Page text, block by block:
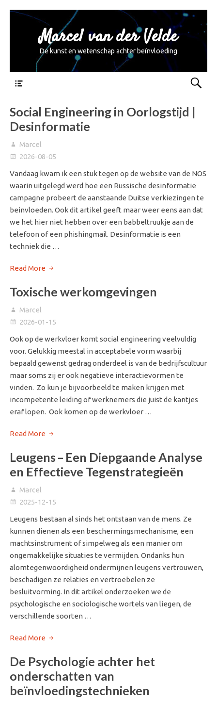
Marcel van der Velde
De kunst en wetenschap achter beïnvloeding
Social Engineering in Oorlogstijd |
Desinformatie
Marcel
2026-08-05
Vandaag kwam ik een stuk tegen op de website van de NOS
waarin uitgelegd werd hoe een Russische desinformatie
campagne probeert de aanstaande Duitse verkiezingen te
beinvloeden. Ook dit artikel geeft maar weer eens aan dat
we het hier niet hebben over een babbeltruukje aan de
telefoon of een phishingmail. Desinformatie is een
techniek die …
Read More
Toxische werkomgevingen
Marcel
2026-01-15
Ook op de werkvloer komt social engineering veelvuldig
voor. Gelukkig meestal in acceptabele vorm waarbij
bepaald gewenst gedrag onderdeel is van de bedrijfscultuur
maar soms zij er ook negatieve interactievormen te
vinden. Zo kun je bijvoorbeeld te maken krijgen met
incompetente leiding of werknemers die juist de kantjes
eraf lopen. Ook komen op de werkvloer …
Read More
Leugens – Een Diepgaande Analyse
en Effectieve Tegenstrategieën
Marcel
2025-12-15
Leugens bestaan al sinds het ontstaan van de mens. Ze
kunnen dienen als een beschermingsmechanisme, een
machtsinstrument of simpelweg als een manier om
ongemakkelijke situaties te vermijden. Ondanks hun
alomtegenwoordigheid ondermijnen leugens vertrouwen,
beschadigen ze relaties en vertroebelen ze
besluitvorming. In dit artikel onderzoeken we de
psychologische en sociologische wortels van liegen, de
verschillende soorten …
Read More
De Psychologie achter het
onderschatten van
beïnvloedingstechnieken